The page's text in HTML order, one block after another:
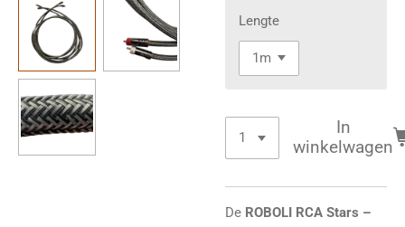
Lengte
In
winkelwagen
De ROBOLI RCA Stars –